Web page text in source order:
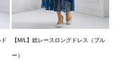
【M/L】総レースロングドレス（ブル
ー）